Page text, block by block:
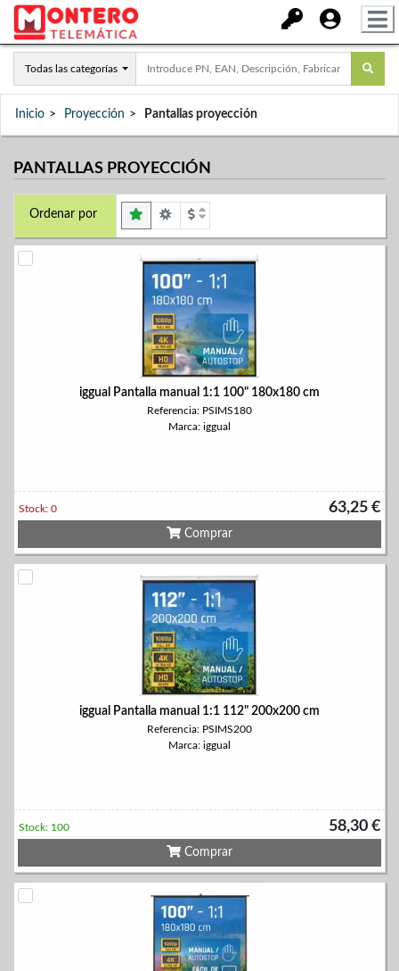
Todas las categorías
Inicio Proyección Pantallas proyección
PANTALLAS PROYECCIÓN
Ordenar por
iggual Pantalla manual 1:1 100" 180x180 cm
Referencia: PSIMS180
Marca: iggual
63,25 €
Stock: 0
Comprar
iggual Pantalla manual 1:1 112" 200x200 cm
Referencia: PSIMS200
Marca: iggual
58,30 €
Stock: 100
Comprar